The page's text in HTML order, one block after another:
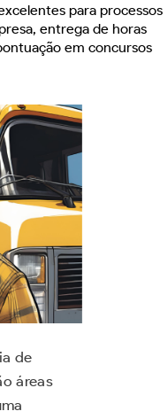
para processos
entrega de horas
em concursos
de
áreas